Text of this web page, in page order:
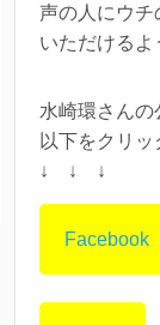
声の人にウチ
いただけるよ
水崎環さん
以下をクリッ
↓ ↓ ↓
Facebook